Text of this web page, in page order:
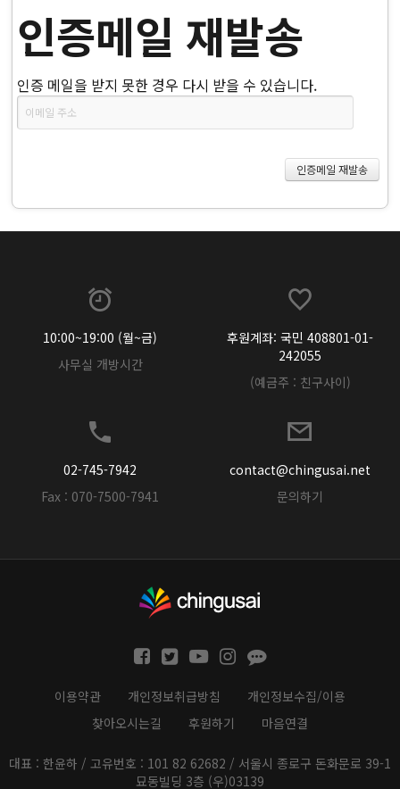
인증메일 재발송
인증 메일을 받지 못한 경우 다시 받을 수 있습니다.
10:00~19:00 (월~금)
사무실 개방시간
후원계좌: 국민 408801-01-
242055
(예금주 : 친구사이)
02-745-7942
Fax : 070-7500-7941
contact@chingusai.net
문의하기
이용약관 개인정보취급방침
개인정보수집/이용
찾아오시는길
후원하기 마음연결
대표 : 한윤하 / 고유번호 : 101 82 62682 / 서울시 종로구 돈화문로 39-1
묘동빌딩 3층 (우)03139